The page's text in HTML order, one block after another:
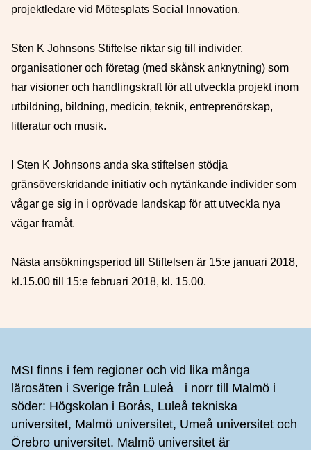
projektledare vid Mötesplats Social Innovation.
Sten K Johnsons Stiftelse riktar sig till individer,
organisationer och företag (med skånsk anknytning) som
har visioner och handlingskraft för att utveckla projekt inom
utbildning, bildning, medicin, teknik, entreprenörskap,
litteratur och musik.
I Sten K Johnsons anda ska stiftelsen stödja
gränsöverskridande initiativ och nytänkande individer som
vågar ge sig in i oprövade landskap för att utveckla nya
vägar framåt.
Nästa ansökningsperiod till Stiftelsen är 15:e januari 2018,
kl.15.00 till 15:e februari 2018, kl. 15.00.
MSI finns i fem regioner och vid lika många
lärosäten i Sverige från Luleå i norr till Malmö i
söder: Högskolan i Borås, Luleå tekniska
universitet, Malmö universitet, Umeå universitet och
Örebro universitet. Malmö universitet är